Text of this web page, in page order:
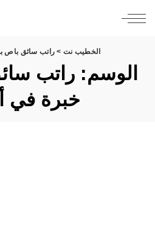
الخطيب نت > راتب سائق باص
الوسم:راتب
خبرة في